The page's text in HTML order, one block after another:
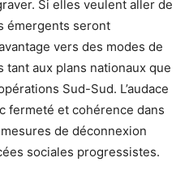
Si elles veulent aller de
émergents seront
vers des modes de
aux plans nationaux que
Sud-Sud. L’audace
fermeté et cohérence dans
de déconnexion
sociales progressistes.